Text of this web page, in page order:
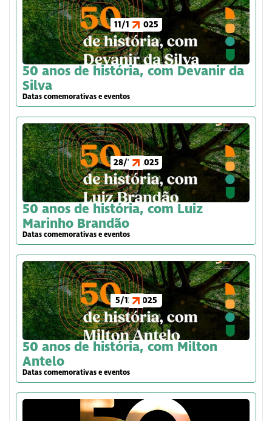
11/12/2025
50 anos de história, com Devanir da
Silva
Datas comemorativas e eventos
28/11/2025
50 anos de história, com Luiz
Marinho Brandão
Datas comemorativas e eventos
5/12/2025
50 anos de história, com Milton
Antelo
Datas comemorativas e eventos